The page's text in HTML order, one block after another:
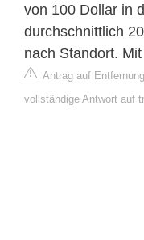
von 100 Dollar in
durchschnittlich
nach Standort.
Antrag auf
vollständige Antwort auf